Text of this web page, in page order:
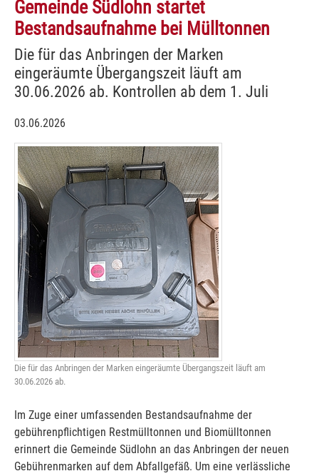
Gemeinde Südlohn startet
Bestandsaufnahme bei Mülltonnen
Die für das Anbringen der Marken
eingeräumte Übergangszeit läuft am
30.06.2026 ab. Kontrollen ab dem 1. Juli
03.06.2026
Die für das Anbringen der Marken eingeräumte Übergangszeit läuft am
30.06.2026 ab.
Im Zuge einer umfassenden Bestandsaufnahme der
gebührenpflichtigen Restmülltonnen und Biomülltonnen
erinnert die Gemeinde Südlohn an das Anbringen der neuen
Gebührenmarken auf dem Abfallgefäß. Um eine verlässliche